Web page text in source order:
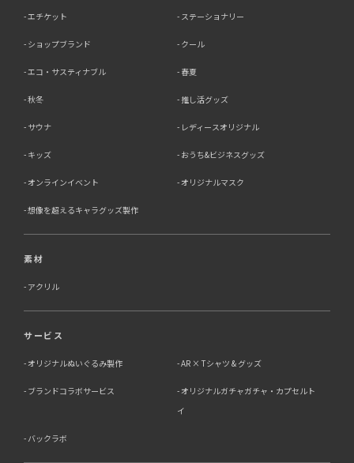
エチケット ステーショナリー
ショップブランド クール
エコ・サスティナブル 春夏
秋冬 推し活グッズ
サウナ レディースオリジナル
キッズ おうち&ビジネスグッズ
オンラインイベント オリジナルマスク
想像を超えるキャラグッズ製作
素材
アクリル
サービス
オリジナルぬいぐるみ製作 AR × Tシャツ & グッズ
ブランドコラボサービス
オリジナルガチャガチャ・カプセルト
イ
バックラボ